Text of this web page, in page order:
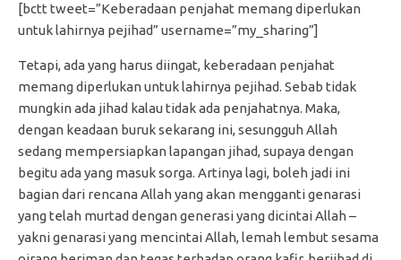
[bctt tweet=”Keberadaan penjahat memang diperlukan
untuk lahirnya pejihad” username=”my_sharing”]
Tetapi, ada yang harus diingat, keberadaan penjahat
memang diperlukan untuk lahirnya pejihad. Sebab tidak
mungkin ada jihad kalau tidak ada penjahatnya. Maka,
dengan keadaan buruk sekarang ini, sesungguh Allah
sedang mempersiapkan lapangan jihad, supaya dengan
begitu ada yang masuk sorga. Artinya lagi, boleh jadi ini
bagian dari rencana Allah yang akan mengganti genarasi
yang telah murtad dengan generasi yang dicintai Allah –
yakni genarasi yang mencintai Allah, lemah lembut sesama